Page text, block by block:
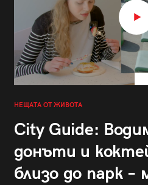
НЕЩАТА ОТ ЖИВОТА
City Guide:
донъти и
близо до парк –